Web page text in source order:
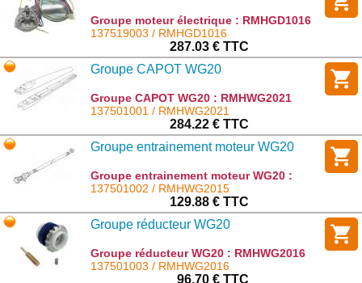
Groupe moteur électrique : RMHGD1016
137519003 / RMHGD1016
287.03 € TTC
Groupe CAPOT WG20
Groupe CAPOT WG20 : RMHWG2021
137501001 / RMHWG2021
284.22 € TTC
Groupe entrainement moteur WG20
Groupe entrainement moteur WG20 :
RMHWG2015
137501002 / RMHWG2015
129.88 € TTC
Groupe réducteur WG20
Groupe réducteur WG20 : RMHWG2016
137501003 / RMHWG2016
96.70 € TTC